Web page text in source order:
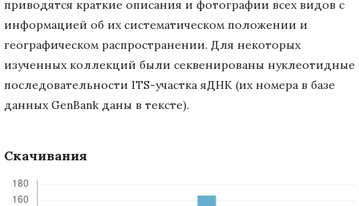
приводятся краткие описания и фотографии всех видов с
информацией об их систематическом положении и
географическом распространении. Для некоторых
изученных коллекций были секвенированы нуклеотидные
последовательности ITS-участка яДНК (их номера в базе
данных GenBank даны в тексте).
Скачивания